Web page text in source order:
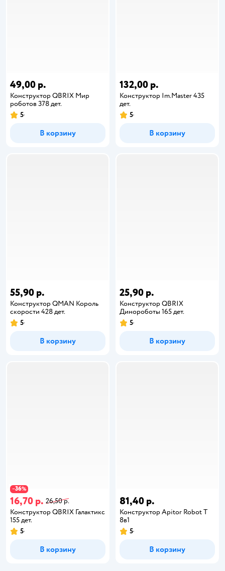
49,00 р.
Конструктор QBRIX Мир
роботов 378 дет.
5
В корзину
132,00 р.
Конструктор Im.Master 435
дет.
5
В корзину
55,90 р.
Конструктор QMAN Король
скорости 428 дет.
5
В корзину
25,90 р.
Конструктор QBRIX
Динороботы 165 дет.
5
В корзину
−36%
16,70 р. 26,50 р.
Конструктор QBRIX Галактикс
155 дет.
5
В корзину
81,40 р.
Конструктор Apitor Robot T
8в1
5
В корзину